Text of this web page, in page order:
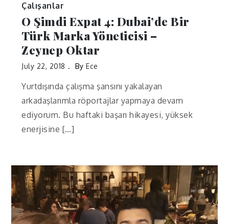
Çalışanlar
O Şimdi Expat 4: Dubai’de Bir
Türk Marka Yöneticisi –
Zeynep Oktar
July 22, 2018 ByEce
Yurtdışında çalışma şansını yakalayan
arkadaşlarımla röportajlar yapmaya devam
ediyorum. Bu haftaki başarı hikayesi, yüksek
enerjisine […]